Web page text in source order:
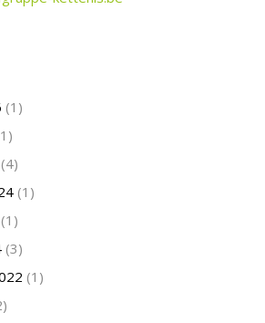
(1)
(4)
(1)
(3)
(1)